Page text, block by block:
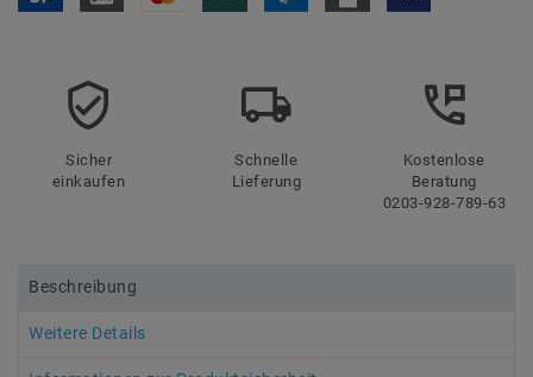
Sicher
einkaufen
Schnelle
Lieferung
Kostenlose
Beratung
0203-928-789-63
Beschreibung
Weitere Details